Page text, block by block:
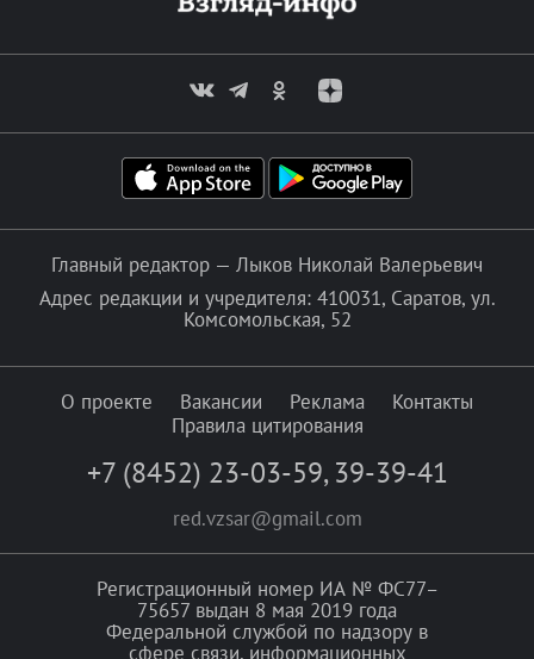
Главный редактор — Лыков Николай Валерьевич
Адрес редакции и учредителя: 410031, Саратов, ул.
Комсомольская, 52
О проекте Вакансии Реклама
Контакты
Правила цитирования
+7 (8452) 23-03-59, 39-39-41
red.vzsar@gmail.com
Регистрационный номер ИА № ФС77–
75657 выдан 8 мая 2019 года
Федеральной службой по надзору в
сфере связи, информационных